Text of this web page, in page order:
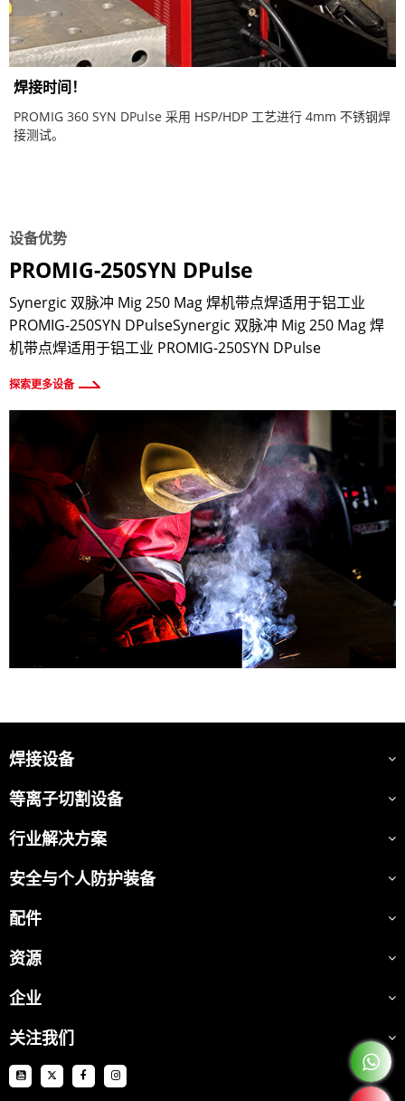
焊接时间！
PROMIG 360 SYN DPulse 采用 HSP/HDP 工艺进行 4mm 不锈钢焊
接测试。
设备优势
PROMIG-250SYN DPulse
Synergic 双脉冲 Mig 250 Mag 焊机带点焊适用于铝工业
PROMIG-250SYN DPulseSynergic 双脉冲 Mig 250 Mag 焊
机带点焊适用于铝工业 PROMIG-250SYN DPulse
探索更多设备
焊接设备
等离子切割设备
行业解决方案
安全与个人防护装备
配件
资源
企业
关注我们